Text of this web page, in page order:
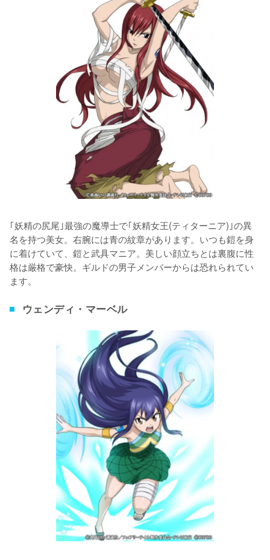
｢妖精の尻尾｣最強の魔導士で｢妖精女王(ティターニア)｣の異
名を持つ美女。右腕には青の紋章があります。いつも鎧を身
に着けていて、鎧と武具マニア。美しい顔立ちとは裏腹に性
格は厳格で豪快。ギルドの男子メンバーからは恐れられてい
ます。
ウェンディ・マーベル